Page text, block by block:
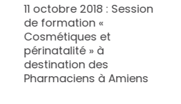
11 octobre 2018 : Session
de formation «
Cosmétiques et
périnatalité » à
destination des
Pharmaciens à Amiens